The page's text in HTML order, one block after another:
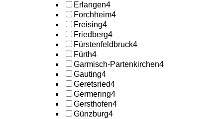
Erlangen4
Forchheim4
Freising4
Friedberg4
Fürstenfeldbruck4
Fürth4
Garmisch-Partenkirchen4
Gauting4
Geretsried4
Germering4
Gersthofen4
Günzburg4